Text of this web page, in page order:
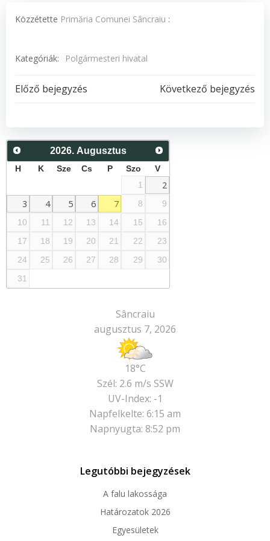
Közzétette Primăria Comunei Sâncraiu :
Kategóriák: Polgármesteri hivatal
Post
navigation
Előző bejegyzés
Post
navigation
Következő bejegyzés
2026. Augusztus
H K Sze Cs P Szo
V
1
2
3
4 5 6 7 8
9
10
11 12 13 14 15
16
17
18 19 20 21 22
23
24
25 26 27 28 29
30
31
Sâncraiu
augusztus 7, 2026
18°C
Szél: 2.6 m/s SSW
UV-Index: -1
Napfelkelte: 6:15 am
Napnyugta: 8:52 pm
Legutóbbi bejegyzések
A falu lakossága
Határozatok 2026
Egyesületek